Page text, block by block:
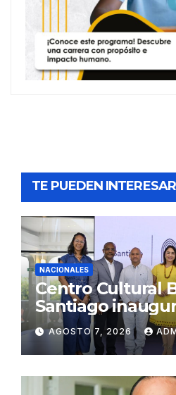
TE PUEDEN INTERESAR
NACIONALES
Centro Cultural
Santiago
Congreso de
Santiago
AGOSTO 7, 2026